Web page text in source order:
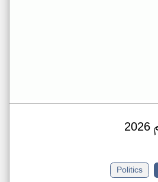
Politics